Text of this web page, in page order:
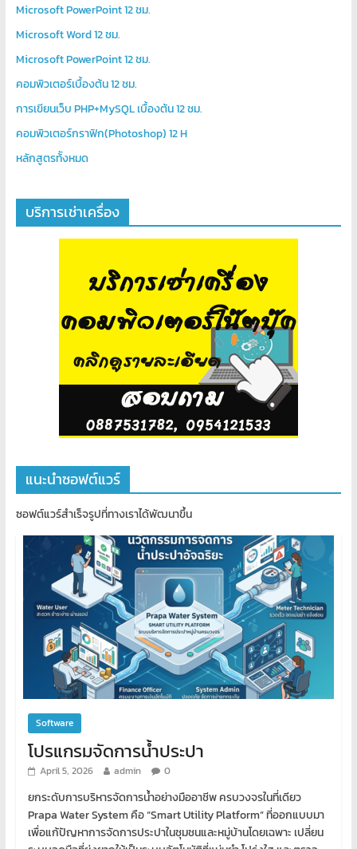
Microsoft PowerPoint 12 ชม.
Microsoft Word 12 ชม.
Microsoft PowerPoint 12 ชม.
คอมพิวเตอร์เบื้องต้น 12 ชม.
การเขียนเว็บ PHP+MySQL เบื้องต้น 12 ชม.
คอมพิวเตอร์กราฟิก(Photoshop) 12 H
หลักสูตรท้ังหมด
บริการเช่าเครื่อง
แนะนำซอฟต์แวร์
ซอฟต์แวร์สำเร็จรูปที่ทางเราได้พัฒนาขึ้น
Software
โปรแกรมจัดการน้ำประปา
April 5, 2026 admin 0
ยกระดับการบริหารจัดการน้ำอย่างมืออาชีพ ครบวงจรในที่เดียว
Prapa Water System คือ “Smart Utility Platform” ที่ออกแบบมา
เพื่อแก้ปัญหาการจัดการประปาในชุมชนและหมู่บ้านโดยเฉพาะ เปลี่ยน